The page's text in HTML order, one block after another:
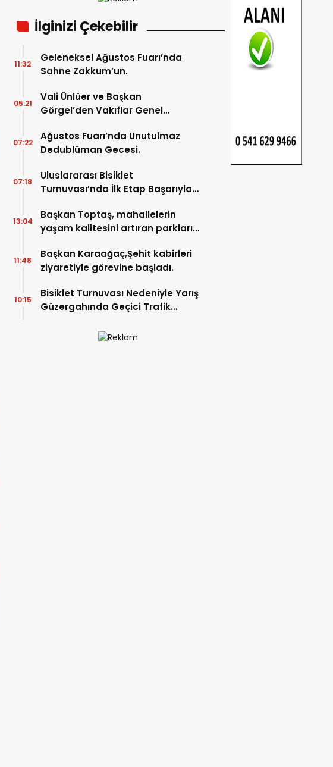
İlginizi Çekebilir
Geleneksel Ağustos Fuarı’nda
Sahne Zakkum’un.
11:32
Vali Ünlüer ve Başkan
Görgel’den Vakıflar Genel
05:21
Ağustos Fuarı’nda Unutulmaz
Dedublüman Gecesi.
07:22
Uluslararası Bisiklet
Turnuvası’nda İlk Etap Başarıyla
07:18
Başkan Toptaş, mahallelerin
yaşam kalitesini artıran parkları
13:04
Başkan Karaağaç,Şehit kabirleri
ziyaretiyle görevine başladı.
11:48
Bisiklet Turnuvası Nedeniyle Yarış
Güzergahında Geçici Trafik
10:15